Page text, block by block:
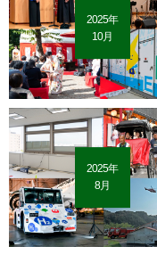
2025年
10月
2025年
8月